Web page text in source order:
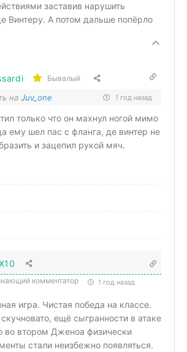
заставив нарушить
Винтеру. А потом дальше попёрло
Бывалый
на Juv_one 1 год назад
только что он махнул ногой мимо
ему шел пас с фланга, де винтер не
и зацепил рукой мяч.
комментатор 1 год назад
игра. Чистая победа на классе.
ещё сыгранности в атаке
во втором Дженоа физически
стали неизбежно появляться.